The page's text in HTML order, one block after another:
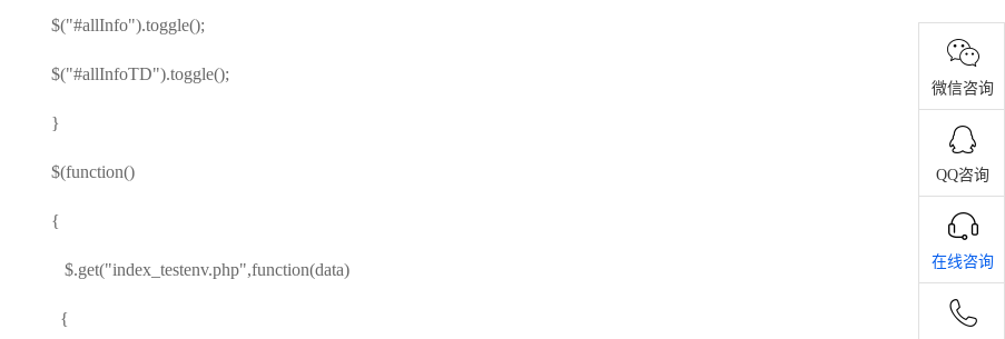
微信咨询
QQ咨询
在线咨询
$("#allInfo").toggle();
$("#allInfoTD").toggle();
}
$(function()
{
$.get("index_testenv.php",function(data)
{